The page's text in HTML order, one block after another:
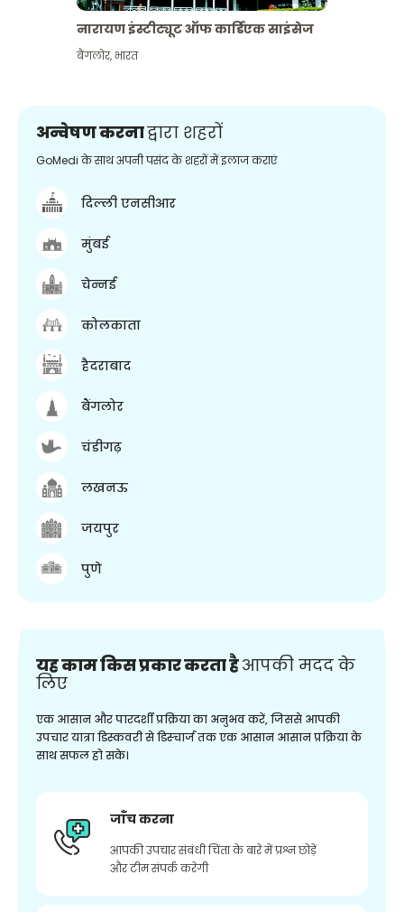
नारायण इंस्टीट्यूट ऑफ कार्डिएक साइंसेज
बैंगलोर,भारत
अन्वेषण करनाद्वारा शहरों
GoMedi के साथ अपनी पसंद के शहरों में इलाज कराएं
दिल्ली एनसीआर
मुंबई
चेन्नई
कोलकाता
हैदराबाद
बैंगलोर
चंडीगढ़
लखनऊ
जयपुर
पुणे
यह काम किस प्रकार करता हैआपकी मदद के
लिए
एक आसान और पारदर्शी प्रक्रिया का अनुभव करें, जिससे आपकी
उपचार यात्रा डिस्कवरी से डिस्चार्ज तक एक आसान आसान प्रक्रिया के
साथ सफल हो सके।
जाँच करना
आपकी उपचार संबंधी चिंता के बारे में प्रश्न छोड़ें
और टीम संपर्क करेगी